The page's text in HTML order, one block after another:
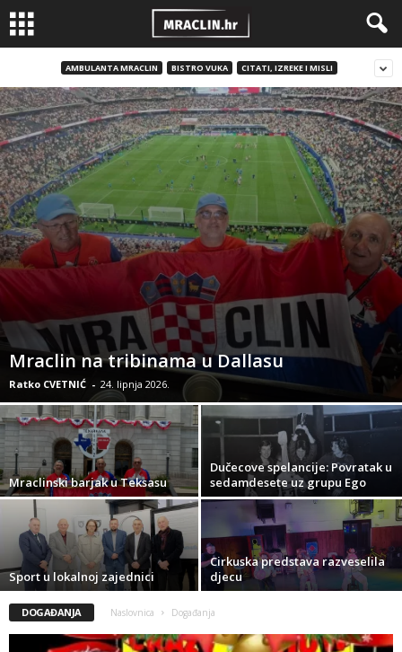
AMBULANTA MRACLIN BISTRO VUKA CITATI, IZREKE I MISLI
Mraclin na tribinama u Dallasu
Ratko CVETNIĆ - 24. lipnja 2026.
Mraclinski barjak u Teksasu
Dučecove spelancije: Povratak u
sedamdesete uz grupu Ego
Sport u lokalnoj zajednici
Cirkuska predstava razveselila
djecu
DOGAĐANJA Naslovnica Događanja